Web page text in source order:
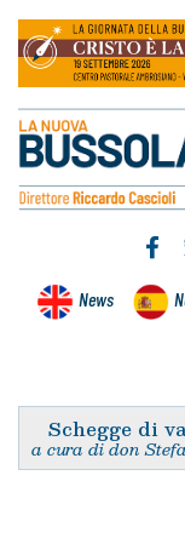
News
Schegge di
a cura di don